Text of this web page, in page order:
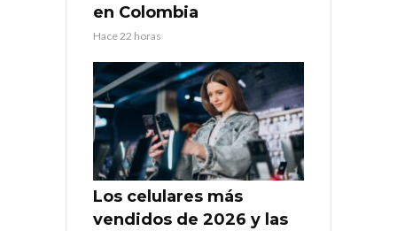
en Colombia
Hace 22 horas
Los celulares más
vendidos de 2026 y las